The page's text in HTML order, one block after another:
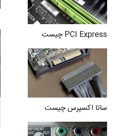
PCI Express چیست
ساتا اکسپرس چیست